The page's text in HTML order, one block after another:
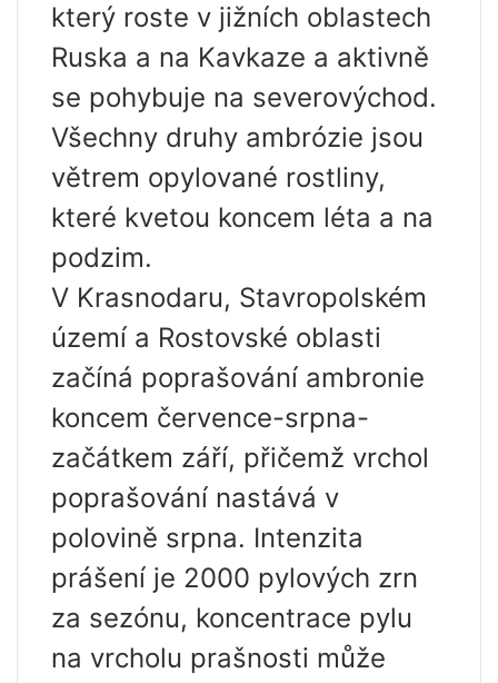
který roste v jižních oblastech
Ruska a na Kavkaze a aktivně
se pohybuje na severovýchod.
Všechny druhy ambrózie jsou
větrem opylované rostliny,
které kvetou koncem léta a na
podzim.
V Krasnodaru, Stavropolském
území a Rostovské oblasti
začíná poprašování ambronie
koncem července-srpna-
začátkem září, přičemž vrchol
poprašování nastává v
polovině srpna. Intenzita
prášení je 2000 pylových zrn
za sezónu, koncentrace pylu
na vrcholu prašnosti může